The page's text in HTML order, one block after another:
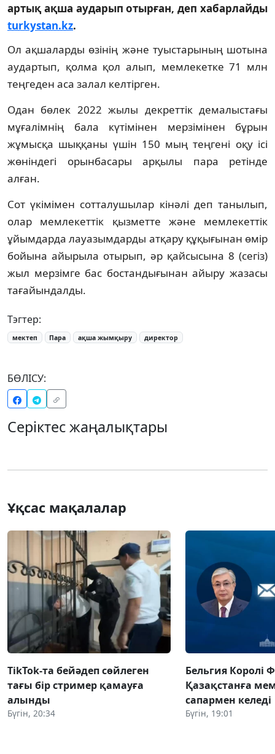
артық ақша аударып отырған, деп хабарлайды
turkystan.kz.
Ол ақшаларды өзінің және туыстарының шотына
аудартып, қолма қол алып, мемлекетке 71 млн
теңгеден аса залал келтірген.
Одан бөлек 2022 жылы декреттік демалыстағы
мұғалімнің бала күтімінен мерзімінен бұрын
жұмысқа шыққаны үшін 150 мың теңгені оқу ісі
жөніндегі орынбасары арқылы пара ретінде
алған.
Сот үкімімен сотталушылар кінәлі деп танылып,
олар мемлекеттік қызметте және мемлекеттік
ұйымдарда лауазымдарды атқару құқығынан өмір
бойына айырыла отырып, әр қайсысына 8 (сегіз)
жыл мерзімге бас бостандығынан айыру жазасы
тағайындалды.
Тэгтер:
мектеп Пара ақша жымқыру директор
БӨЛІСУ:
Серіктес жаңалықтары
Ұқсас мақалалар
TikTok-та бейәдеп сөйлеген
тағы бір стример қамауға
алынды
Бүгін, 20:34
Бельгия Королі
Қазақстанға
сапармен келеді
Бүгін, 19:01